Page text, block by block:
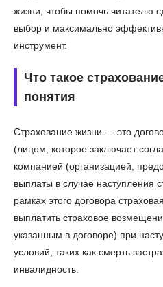
жизни, чтобы помочь читателю
выбор и максимально
инструмент.
Что такое
понятия
Страхование жизни — это
(лицом, которое заключает
компанией (организацией,
выплаты в случае наступления
рамках этого договора
выплатить страховое
указанным в договоре) при
условий, таких как смерть
инвалидность.